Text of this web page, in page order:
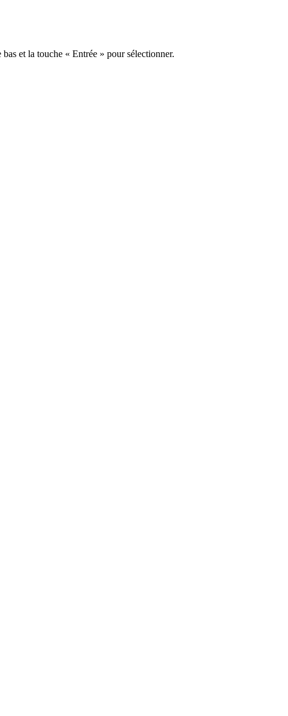
et la touche « Entrée » pour sélectionner.